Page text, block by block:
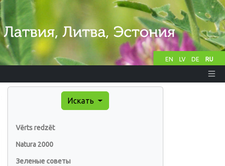
EN LV DE RU
Искать
Vērts redzēt
Natura 2000
Зеленые советы